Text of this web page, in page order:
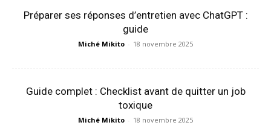
Préparer ses réponses d’entretien avec ChatGPT :
guide
Miché Mikito - 18 novembre 2025
Guide complet : Checklist avant de quitter un job
toxique
Miché Mikito - 18 novembre 2025